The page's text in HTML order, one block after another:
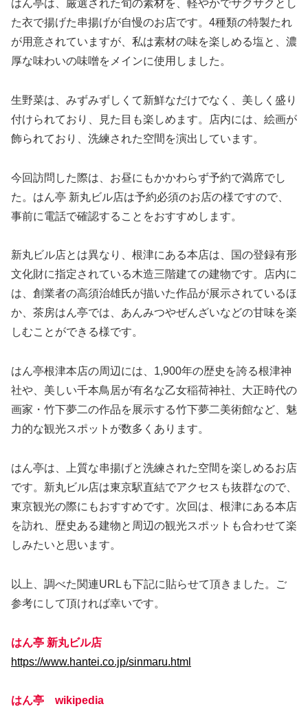
はん亭は、厳選された旬の素材を、軽やかでサクサクとし
た衣で揚げた串揚げが自慢のお店です。4種類の特製たれ
が用意されていますが、私は素材の味を楽しめる塩と、濃
厚な味わいの味噌をメインに使用しました。
生野菜は、みずみずしくて新鮮なだけでなく、美しく盛り
付けられており、見た目も楽しめます。店内には、絵画が
飾られており、洗練された空間を演出しています。
今回訪問した際は、お昼にもかかわらず予約で満席でし
た。はん亭 新丸ビル店は予約必須のお店の様ですので、
事前に電話で確認することをおすすめします。
新丸ビル店とは異なり、根津にある本店は、国の登録有形
文化財に指定されている木造三階建ての建物です。店内に
は、創業者の高須治雄氏が描いた作品が展示されているほ
か、茶房はん亭では、あんみつやぜんざいなどの甘味を楽
しむことができる様です。
はん亭根津本店の周辺には、1,900年の歴史を誇る根津神
社や、美しい千本鳥居が有名な乙女稲荷神社、大正時代の
画家・竹下夢二の作品を展示する竹下夢二美術館など、魅
力的な観光スポットが数多くあります。
はん亭は、上質な串揚げと洗練された空間を楽しめるお店
です。新丸ビル店は東京駅直結でアクセスも抜群なので、
東京観光の際にもおすすめです。次回は、根津にある本店
を訪れ、歴史ある建物と周辺の観光スポットも合わせて楽
しみたいと思います。
以上、調べた関連URLも下記に貼らせて頂きました。ご
参考にして頂ければ幸いです。
はん亭 新丸ビル店
https://www.hantei.co.jp/sinmaru.html
はん亭 wikipedia